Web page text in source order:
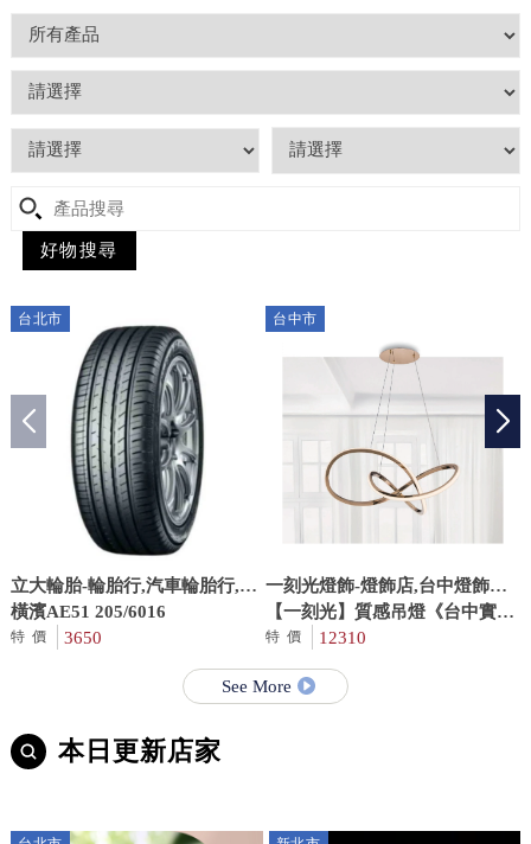
台北市
立大輪胎-輪胎行,汽車輪胎行,台
北輪胎行,台北汽車輪胎行,中正
輪胎行,中正汽車輪胎行
橫濱AE51 205/6016
特價 3650
台中市
一刻光燈飾-燈飾店,台中燈飾店,
大里燈飾店,燈飾安裝,台中燈飾
安裝
【一刻光】質感吊燈《台中實體
門市》餐廳吊燈 LED 50W 黃光
特價 12310
See More
本日更新店家